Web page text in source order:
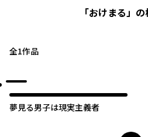
「おけまる」の
全1作品
夢見る男子は現実主義者